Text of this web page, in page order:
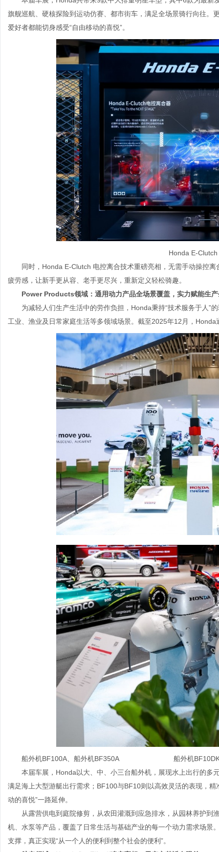
旗舰巡航、硬核探险到运动仿赛、都市街车，满足全场景骑行向往。
爱好者都能切身感受“自由移动的喜悦”。
Honda E-
同时，Honda E-Clutch 电控离合技术重磅亮相，无需手动操控
疲劳感，让新手更从容、老手更尽兴，重新定义轻松骑趣。
Power Products领域：通用动力产品全场景覆盖，实力赋能生
为减轻人们生产生活中的劳作负担，Honda秉持“技术服务于人”
工业、渔业及日常家庭生活等多领域场景。截至2025年12月，
船外机BF100A、船外机BF350A 船外机
本届车展，Honda以大、中、小三台船外机，展现水上出行的
满足海上大型游艇出行需求；BF100与BF10则以高效灵活的表现，
动的喜悦”一路延伸。
从露营供电到庭院修剪，从农田灌溉到应急排水，从园林养护
机、水泵等产品，覆盖了日常生活与基础产业的每一个动力需求场景
支撑，真正实现“从一个人的便利到整个社会的便利”。